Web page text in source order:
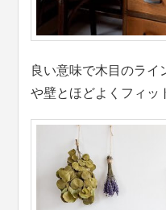
良い意味で木目のライ
や壁とほどよくフィッ